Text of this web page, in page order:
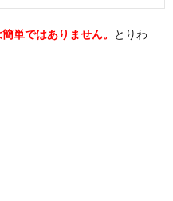
単ではありません。
とりわ